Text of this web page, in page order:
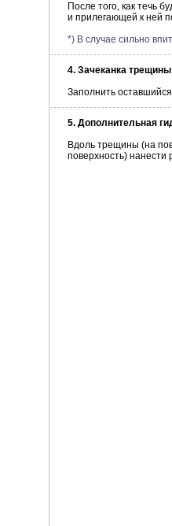
После того, как течь
и прилегающей к ней
*) В случае сильно
4. Зачеканка трещины
Заполнить
5. Дополнительная
Вдоль трещины (на
поверхность)